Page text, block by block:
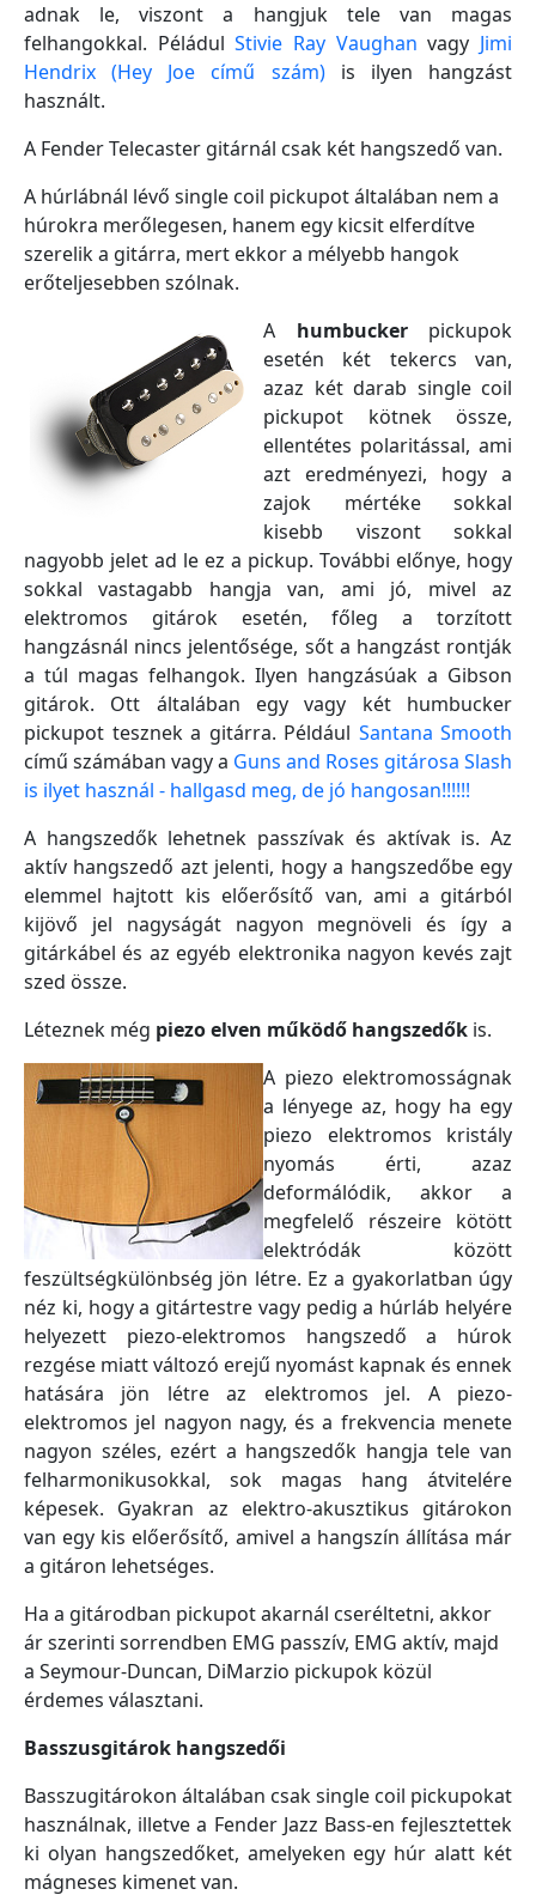
adnak le, viszont a hangjuk tele van magas
felhangokkal. PéládulStivie Ray Vaughan vagy Jimi
Hendrix (Hey Joe című szám)is ilyen hangzást
használt.
A Fender Telecaster gitárnál csak két hangszedő van.
A húrlábnál lévő single coil pickupot általában nem a
húrokra merőlegesen, hanem egy kicsit elferdítve
szerelik a gitárra, mert ekkor a mélyebb hangok
erőteljesebben szólnak.
A humbuckerpickupok
esetén két tekercs van,
azaz két darab single coil
pickupot kötnek össze,
ellentétes polaritással, ami
azt eredményezi, hogy a
zajok mértéke sokkal
kisebb viszont sokkal
nagyobb jelet ad le ez a pickup. További előnye, hogy
sokkal vastagabb hangja van, ami jó, mivel az
elektromos gitárok esetén, főleg a torzított
hangzásnál nincs jelentősége, sőt a hangzást rontják
a túl magas felhangok. Ilyen hangzásúak a Gibson
gitárok. Ott általában egy vagy két humbucker
pickupot tesznek a gitárra. Például Santana Smooth
című számában vagy a Guns and Roses gitárosa Slash
is ilyet használ - hallgasd meg, de jó hangosan!!!!!!
A hangszedők lehetnek passzívak és aktívak is. Az
aktív hangszedő azt jelenti, hogy a hangszedőbe egy
elemmel hajtott kis előerősítő van, ami a gitárból
kijövő jel nagyságát nagyon megnöveli és így a
gitárkábel és az egyéb elektronika nagyon kevés zajt
szed össze.
Léteznek még piezo elven működő hangszedők is.
A piezo elektromosságnak
a lényege az, hogy ha egy
piezo elektromos kristály
nyomás érti, azaz
deformálódik, akkor a
megfelelő részeire kötött
elektródák között
feszültségkülönbség jön létre. Ez a gyakorlatban úgy
néz ki, hogy a gitártestre vagy pedig a húrláb helyére
helyezett piezo-elektromos hangszedő a húrok
rezgése miatt változó erejű nyomást kapnak és ennek
hatására jön létre az elektromos jel. A piezo-
elektromos jel nagyon nagy, és a frekvencia menete
nagyon széles, ezért a hangszedők hangja tele van
felharmonikusokkal, sok magas hang átvitelére
képesek. Gyakran az elektro-akusztikus gitárokon
van egy kis előerősítő, amivel a hangszín állítása már
a gitáron lehetséges.
Ha a gitárodban pickupot akarnál cseréltetni, akkor
ár szerinti sorrendben EMG passzív, EMG aktív, majd
a Seymour-Duncan, DiMarzio pickupok közül
érdemes választani.
Basszusgitárok hangszedői
Basszugitárokon általában csak single coil pickupokat
használnak, illetve a Fender Jazz Bass-en fejlesztettek
ki olyan hangszedőket, amelyeken egy húr alatt két
mágneses kimenet van.